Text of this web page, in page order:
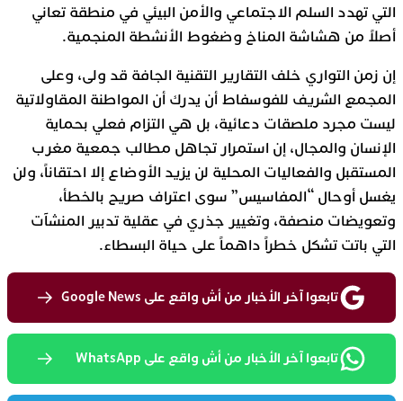
التي تهدد السلم الاجتماعي والأمن البيئي في منطقة تعاني
أصلاً من هشاشة المناخ وضغوط الأنشطة المنجمية.
إن زمن التواري خلف التقارير التقنية الجافة قد ولى، وعلى
المجمع الشريف للفوسفاط أن يدرك أن المواطنة المقاولاتية
ليست مجرد ملصقات دعائية، بل هي التزام فعلي بحماية
الإنسان والمجال، إن استمرار تجاهل مطالب جمعية مغرب
المستقبل والفعاليات المحلية لن يزيد الأوضاع إلا احتقاناً، ولن
يغسل أوحال “المفاسيس” سوى اعتراف صريح بالخطأ،
وتعويضات منصفة، وتغيير جذري في عقلية تدبير المنشآت
التي باتت تشكل خطراً داهماً على حياة البسطاء.
تابعوا آخر الأخبار من أش واقع على Google News
تابعوا آخر الأخبار من أش واقع على WhatsApp